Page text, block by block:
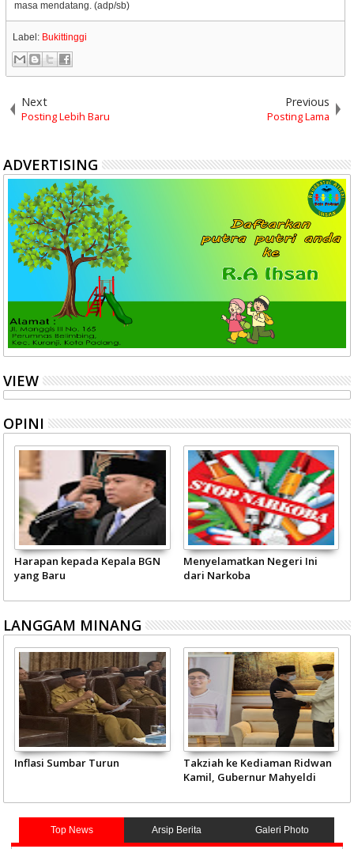
masa mendatang. (adp/sb)
Label: Bukittinggi
Next
Posting Lebih Baru
Previous
Posting Lama
ADVERTISING
VIEW
OPINI
Harapan kepada Kepala BGN
yang Baru
Menyelamatkan Negeri Ini
dari Narkoba
LANGGAM MINANG
Inflasi Sumbar Turun
Takziah ke Kediaman Ridwan
Kamil, Gubernur Mahyeldi
Top News Arsip Berita Galeri Photo